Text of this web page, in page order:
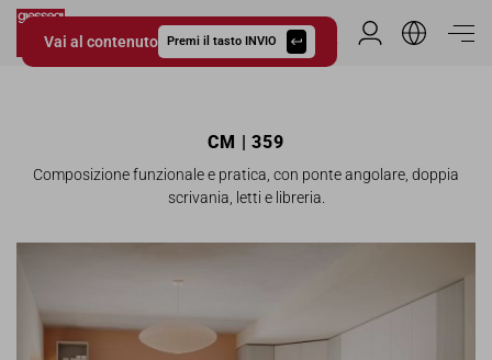
Vai al contenuto Premi il tasto INVIO
Giessegi.it
Area Riservata
CM | 359
Composizione funzionale e pratica, con ponte angolare, doppia
scrivania, letti e libreria.